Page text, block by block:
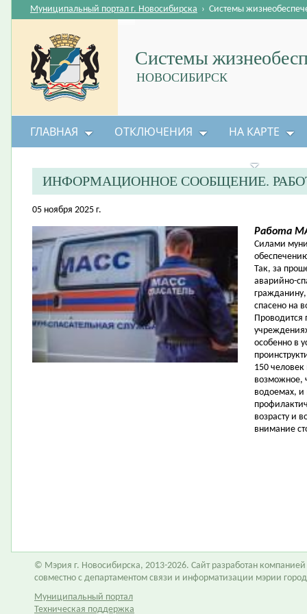
Системы
НОВОСИБИРСК
Муниципальный портал г. Новосибирска › Системы
ГЛАВНАЯ ОТКЛЮЧЕНИЯ НА КАРТЕ
ИНФОРМАЦИОННОЕ СООБЩЕНИЕ.
05 ноября 2025 г.
Работа
Силами
Так, за
аварийно-
спасено на
Проводится
особенно в
150
возможное,
водоемах, и
возрасту и
внимание
© Мэрия г. Новосибирска, 2013-2026. Сайт разработан компанией
совместно с департаментом связи и информатизации мэрии
Муниципальный портал
Техническая поддержка